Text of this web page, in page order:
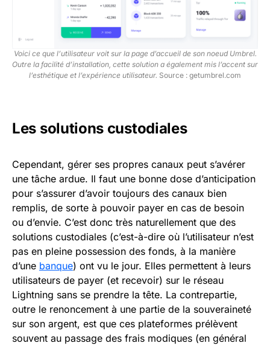
Voici ce que l’utilisateur voit sur la page d’accueil de son noeud Umbrel.
Outre la facilité d’installation, cette solution a également mis l’accent sur
l’esthétique et l’expérience utilisateur. Source : getumbrel.com
Les solutions custodiales
Cependant, gérer ses propres canaux peut s’avérer
une tâche ardue. Il faut une bonne dose d’anticipation
pour s’assurer d’avoir toujours des canaux bien
remplis, de sorte à pouvoir payer en cas de besoin
ou d’envie. C’est donc très naturellement que des
solutions custodiales (c’est-à-dire où l’utilisateur n’est
pas en pleine possession des fonds, à la manière
d’une banque) ont vu le jour. Elles permettent à leurs
utilisateurs de payer (et recevoir) sur le réseau
Lightning sans se prendre la tête. La contrepartie,
outre le renoncement à une partie de la souveraineté
sur son argent, est que ces plateformes prélèvent
souvent au passage des frais modiques (en général